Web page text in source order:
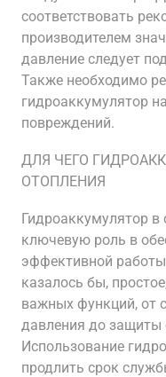
соответствовать
производителем
давление следует
Также необходимо
гидроаккумулятор
повреждений.
ДЛЯ ЧЕГО
ОТОПЛЕНИЯ
Гидроаккумулятор в
ключевую роль в
эффективной
казалось бы,
важных функций, от
давления до защиты
Использование
продлить срок